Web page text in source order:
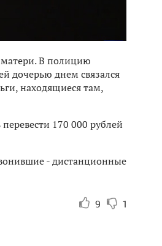
В полицию
дочерью днем связался
находящиеся там,
170 000 рублей
- дистанционные
9 1